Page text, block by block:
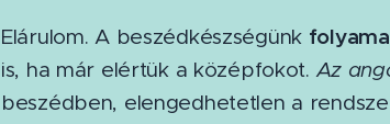
Elárulom. A beszédkészségünk
is, ha már elértük a középfokot.Az
beszédben, elengedhetetlen a